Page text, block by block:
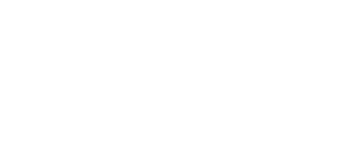
スターチルドレン芸人(3)親よくテレビ出る芸人▽直前対策「